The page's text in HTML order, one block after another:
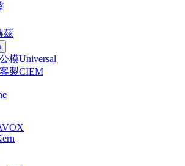
茲
模Universal
製CIEM